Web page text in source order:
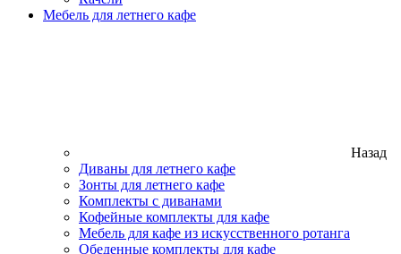
Мебель для летнего кафе
Назад
Диваны для летнего кафе
Зонты для летнего кафе
Комплекты с диванами
Кофейные комплекты для кафе
Мебель для кафе из искусственного ротанга
Обеденные комплекты для кафе